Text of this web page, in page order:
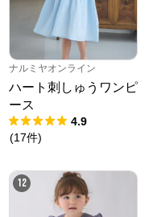
ナルミヤオンライン
ハート刺しゅうワンピ
ース
4.9
(17件)
12